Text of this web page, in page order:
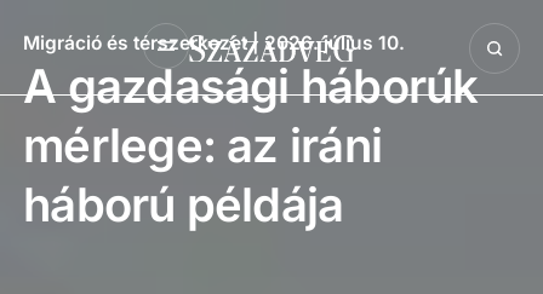
Migráció és térszerkezet| 2026. július 10.
A gazdasági háborúk
mérlege: az iráni
háború példája